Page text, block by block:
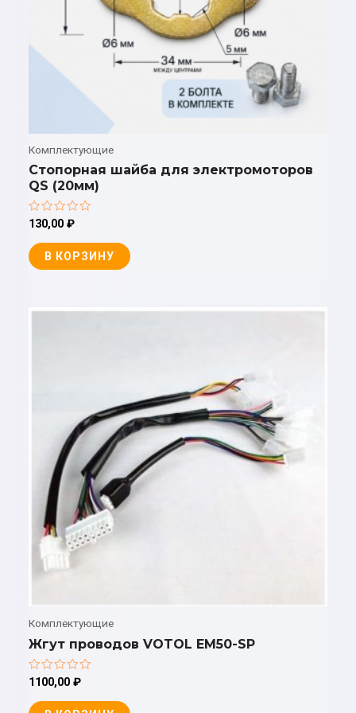
Комплектующие
Стопорная шайба для электромоторов
QS (20мм)
Оценка
из
5
130,00 ₽
В КОРЗИНУ
Комплектующие
Жгут проводов VOTOL EM50-SP
Оценка
из
1100,00 ₽